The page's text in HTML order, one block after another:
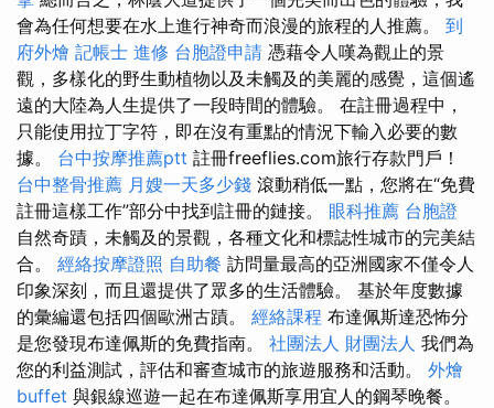
會為任何想要在水上進行神奇而浪漫的旅程的人推薦。 到
府外燴 記帳士 進修 台胞證申請 憑藉令人嘆為觀止的景
觀，多樣化的野生動植物以及未觸及的美麗的感覺，這個遙
遠的大陸為人生提供了一段時間的體驗。 在註冊過程中，
只能使用拉丁字符，即在沒有重點的情況下輸入必要的數
據。 台中按摩推薦ptt 註冊freeflies.com旅行存款門戶！
台中整骨推薦 月嫂一天多少錢 滾動稍低一點，您將在“免費
註冊這樣工作”部分中找到註冊的鏈接。 眼科推薦 台胞證
自然奇蹟，未觸及的景觀，各種文化和標誌性城市的完美結
合。 經絡按摩證照 自助餐 訪問量最高的亞洲國家不僅令人
印象深刻，而且還提供了眾多的生活體驗。 基於年度數據
的彙編還包括四個歐洲古蹟。 經絡課程 布達佩斯達恐怖分
是您發現布達佩斯的免費指南。 社團法人 財團法人 我們為
您的利益測試，評估和審查城市的旅遊服務和活動。 外燴
buffet 與銀線巡遊一起在布達佩斯享用宜人的鋼琴晚餐。